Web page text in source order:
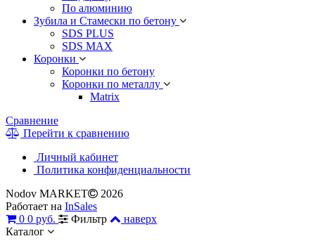
По алюминию
Зубила и Стамески по бетону
SDS PLUS
SDS MAX
Коронки
Коронки по бетону
Коронки по металлу
Matrix
Сравнение
Перейти к сравнению
Личный кабинет
Политика конфиденциальности
Nodov MARKET
2026
Работает на InSales
0 0 руб. Фильтр
наверх
Каталог